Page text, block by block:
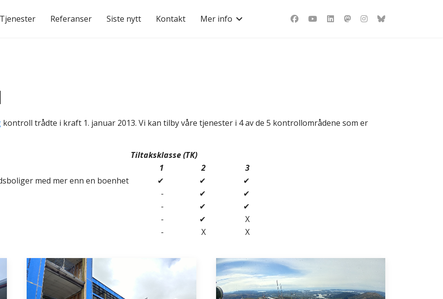
Tjenester Referanser Siste nytt Kontakt Mer info
kontroll trådte i kraft 1. januar 2013. Vi kan tilby våre tjenester i 4 av de 5 kontrollområdene som er
Tiltaksklasse (TK)
1
2
3
med mer enn en boenhet
✔ ✔
✔
- ✔
✔
- ✔
✔
- ✔
X
- X
X